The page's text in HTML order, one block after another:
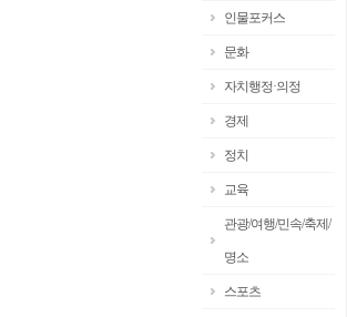
인물포커스
문화
자치행정·의정
경제
정치
교육
관광/여행/민속/축제/
명소
스포츠